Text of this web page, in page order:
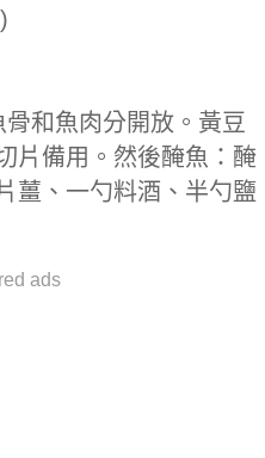
和魚肉分開放。黃豆
片備用。然後醃魚：醃
薑、一勺料酒、半勺鹽
ads